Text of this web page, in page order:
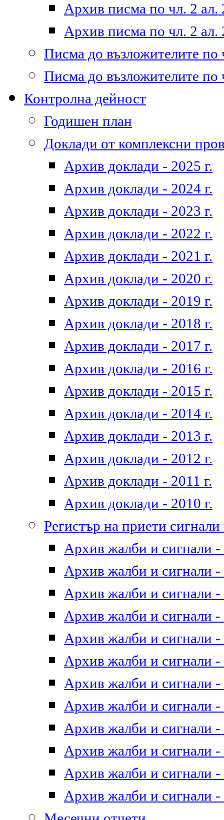
Архив писма по чл. 2 ал.
Архив писма по чл. 2 ал.
Писма до възложителите по
Писма до възложителите по
Контролна дейност
Годишен план
Доклади от комплексни
Архив доклади - 2025 г.
Архив доклади - 2024 г.
Архив доклади - 2023 г.
Архив доклади - 2022 г.
Архив доклади - 2021 г.
Архив доклади - 2020 г.
Архив доклади - 2019 г.
Архив доклади - 2018 г.
Архив доклади - 2017 г.
Архив доклади - 2016 г.
Архив доклади - 2015 г.
Архив доклади - 2014 г.
Архив доклади - 2013 г.
Архив доклади - 2012 г.
Архив доклади - 2011 г.
Архив доклади - 2010 г.
Регистър на приети
Архив жалби и сигнали -
Архив жалби и сигнали -
Архив жалби и сигнали -
Архив жалби и сигнали -
Архив жалби и сигнали -
Архив жалби и сигнали -
Архив жалби и сигнали -
Архив жалби и сигнали -
Архив жалби и сигнали -
Архив жалби и сигнали -
Архив жалби и сигнали -
Архив жалби и сигнали -